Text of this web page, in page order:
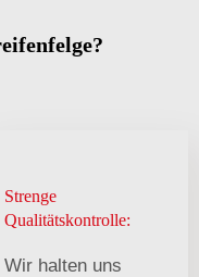
Strenge
Qualitätskontrolle:
Wir halten uns